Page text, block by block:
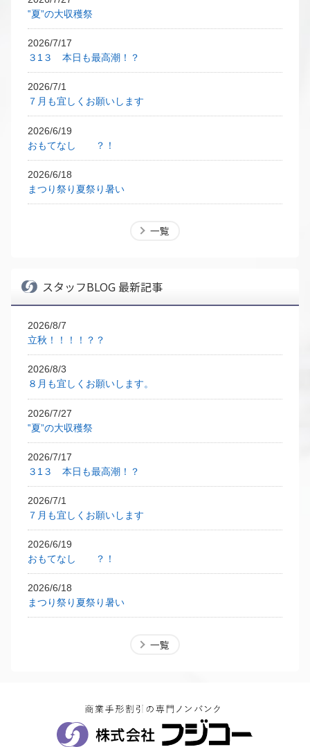
‟夏”の大収穫祭
2026/7/17
３1３ 本日も最高潮！？
2026/7/1
７月も宜しくお願いします
2026/6/19
おもてなし ？！
2026/6/18
まつり祭り夏祭り暑い
一覧
スタッフBLOG 最新記事
2026/8/7
立秋！！！！？？
2026/8/3
８月も宜しくお願いします。
2026/7/27
‟夏”の大収穫祭
2026/7/17
３1３ 本日も最高潮！？
2026/7/1
７月も宜しくお願いします
2026/6/19
おもてなし ？！
2026/6/18
まつり祭り夏祭り暑い
一覧